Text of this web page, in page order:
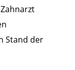
Stand der